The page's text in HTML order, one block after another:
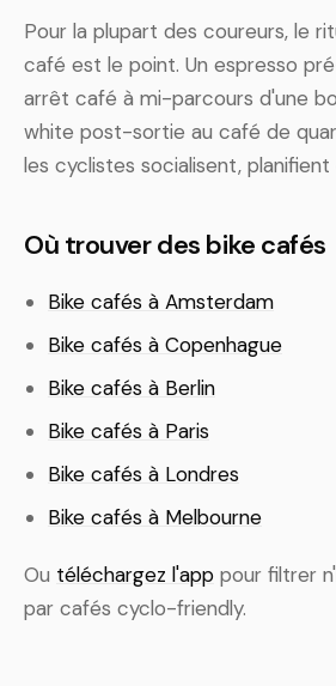
Pour la plupart des coureurs, le
café est le point. Un espresso
arrêt café à mi-parcours d'une
white post-sortie au café de
les cyclistes socialisent,
Où trouver des bike cafés
Bike cafés à Amsterdam
Bike cafés à Copenhague
Bike cafés à Berlin
Bike cafés à Paris
Bike cafés à Londres
Bike cafés à Melbourne
Ou téléchargez l'app pour filtrer
par cafés cyclo-friendly.